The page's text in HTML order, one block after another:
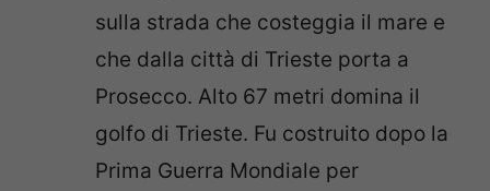
sulla strada che costeggia il mare e
che dalla città di Trieste porta a
Prosecco. Alto 67 metri domina il
golfo di Trieste. Fu costruito dopo la
Prima Guerra Mondiale per